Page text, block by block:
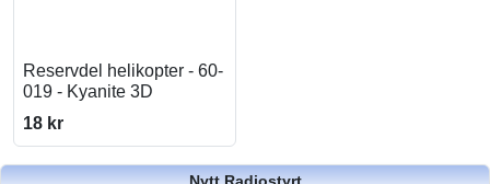
Reservdel helikopter - 60-
019 - Kyanite 3D
18 kr